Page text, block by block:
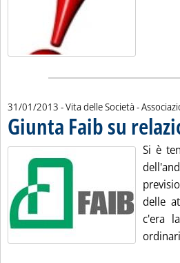
31/01/2013 - Vita delle Società -
Giunta Faib su
Si è
delle
c'era